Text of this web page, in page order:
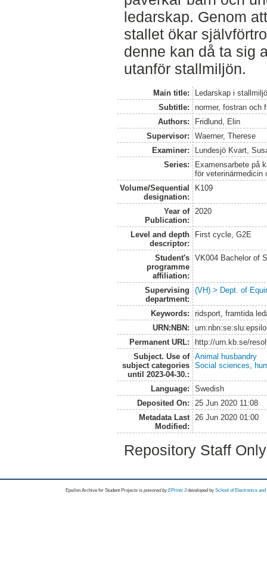
ledarskap. Genom
stallet ökar
denne kan då ta sig
utanför stallmiljön.
Main title:
Ledarskap i
Subtitle:
normer, fostran och
Authors:
Fridlund, Elin
Supervisor:
Waerner, Therese
Examiner:
Lundesjö Kvart,
Series:
Examensarbete på
för veterinärmedicin
Volume/Sequential
designation:
K109
Year of
Publication:
2020
Level and depth
descriptor:
First cycle, G2E
Student's
programme
affiliation:
VK004 Bachelor of
Supervising
department:
(VH) > Dept. of
Keywords:
ridsport, framtida
URN:NBN:
Permanent URL:
http://urn.kb.se/
Subject. Use of
subject categories
until 2023-04-30.:
Animal husbandry
Social sciences,
Language:
Swedish
Deposited On:
25 Jun 2020 11:08
Metadata Last
Modified:
26 Jun 2020 01:00
Repository Staff
Epsilon Archive for Student Projects is powored byEPrints 3 developed by School of Electronics